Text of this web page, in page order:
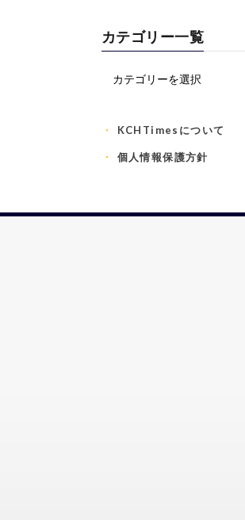
カテゴリー一覧
KCHTimesについて
個人情報保護方針